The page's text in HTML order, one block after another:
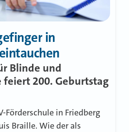
in
Blinde und
feiert 200. Geburtstag
Förderschule in Friedberg
Braille. Wie der als